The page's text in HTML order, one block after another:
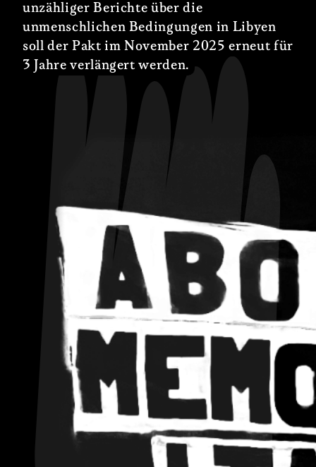
unzähliger Berichte über die
unmenschlichen Bedingungen in Libyen
soll der Pakt im November 2025 erneut für
3 Jahre verlängert werden.